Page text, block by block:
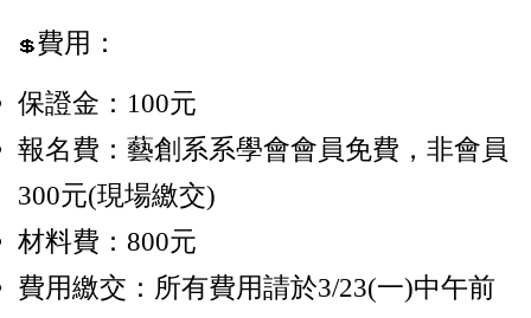
💲費用：
保證金：100元
報名費：藝創系系學會會員免費，非會員
300元(現場繳交)
材料費：800元
費用繳交：所有費用請於3/23(一)中午前